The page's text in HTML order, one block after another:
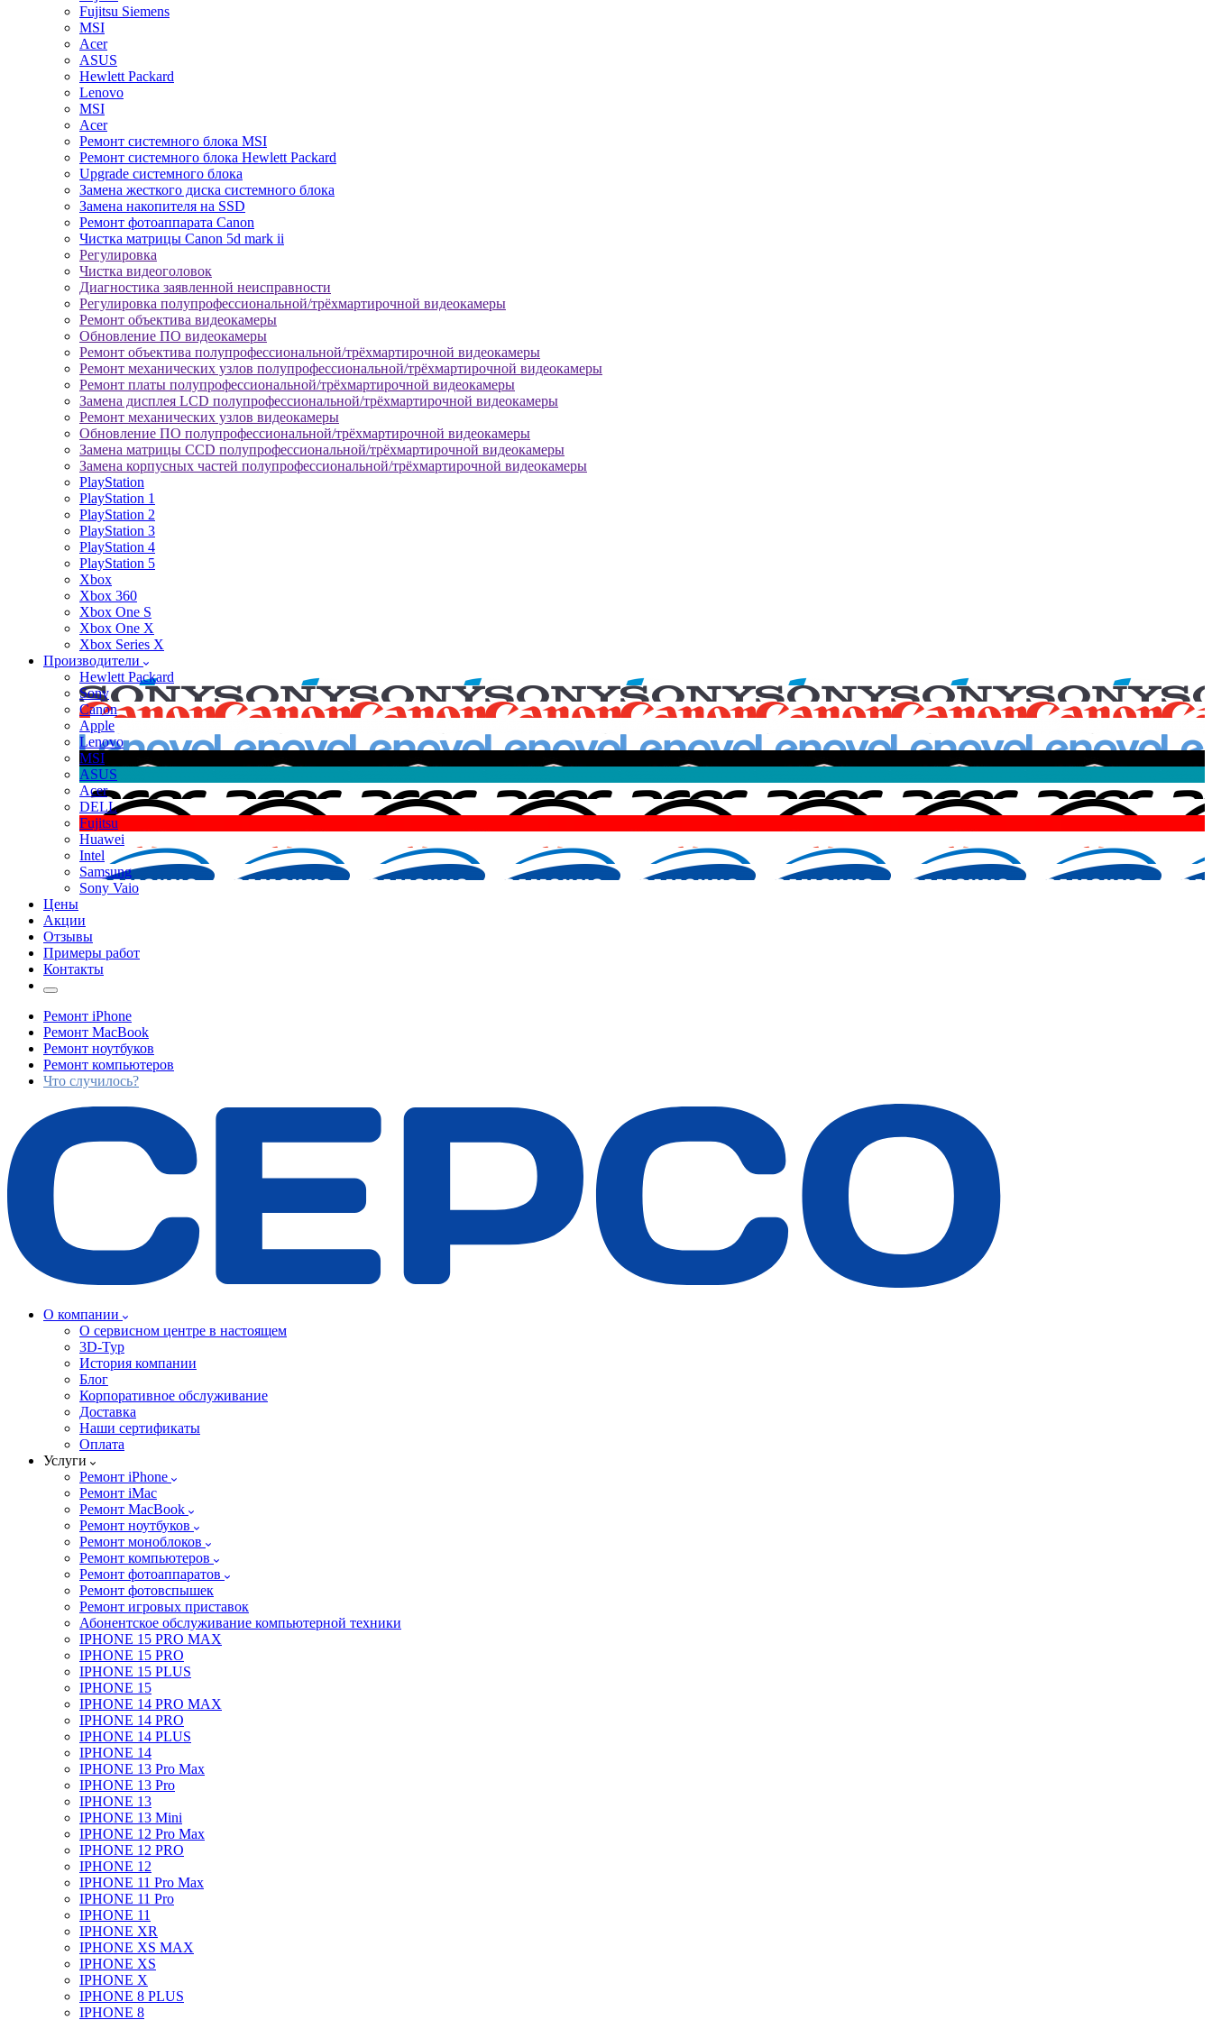
Fujitsu Siemens
MSI
Acer
ASUS
Hewlett Packard
Lenovo
MSI
Acer
Ремонт системного блока MSI
Ремонт системного блока Hewlett Packard
Upgrade системного блока
Замена жесткого диска системного блока
Замена накопителя на SSD
Ремонт фотоаппарата Canon
Чистка матрицы Canon 5d mark ii
Регулировка
Чистка видеоголовок
Диагностика заявленной неисправности
Регулировка полупрофессиональной/трёхмартирочной видеокамеры
Ремонт объектива видеокамеры
Обновление ПО видеокамеры
Ремонт объектива полупрофессиональной/трёхмартирочной видеокамеры
Ремонт механических узлов полупрофессиональной/трёхмартирочной видеокамеры
Ремонт платы полупрофессиональной/трёхмартирочной видеокамеры
Замена дисплея LCD полупрофессиональной/трёхмартирочной видеокамеры
Ремонт механических узлов видеокамеры
Обновление ПО полупрофессиональной/трёхмартирочной видеокамеры
Замена матрицы CCD полупрофессиональной/трёхмартирочной видеокамеры
Замена корпусных частей полупрофессиональной/трёхмартирочной видеокамеры
PlayStation
PlayStation 1
PlayStation 2
PlayStation 3
PlayStation 4
PlayStation 5
Xbox
Xbox 360
Xbox One S
Xbox One X
Xbox Series X
Производители
Hewlett Packard
Sony
Canon
Apple
Lenovo
MSI
ASUS
Acer
DELL
Fujitsu
Huawei
Intel
Samsung
Sony Vaio
Цены
Акции
Отзывы
Примеры работ
Контакты
Ремонт iPhone
Ремонт MacBook
Ремонт ноутбуков
Ремонт компьютеров
Что случилось?
О компании
О сервисном центре в настоящем
3D-Тур
История компании
Блог
Корпоративное обслуживание
Доставка
Наши сертификаты
Оплата
Услуги
Ремонт iPhone
Ремонт iMac
Ремонт MacBook
Ремонт ноутбуков
Ремонт моноблоков
Ремонт компьютеров
Ремонт фотоаппаратов
Ремонт фотовспышек
Ремонт игровых приставок
Абонентское обслуживание компьютерной техники
IPHONE 15 PRO MAX
IPHONE 15 PRO
IPHONE 15 PLUS
IPHONE 15
IPHONE 14 PRO MAX
IPHONE 14 PRO
IPHONE 14 PLUS
IPHONE 14
IPHONE 13 Pro Max
IPHONE 13 Pro
IPHONE 13
IPHONE 13 Mini
IPHONE 12 Pro Max
IPHONE 12 PRO
IPHONE 12
IPHONE 11 Pro Max
IPHONE 11 Pro
IPHONE 11
IPHONE XR
IPHONE XS MAX
IPHONE XS
IPHONE X
IPHONE 8 PLUS
IPHONE 8